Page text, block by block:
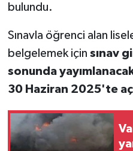
bulundu.
Sınavla öğrenci alan
belgelemek için sınav
sonunda
30 Haziran 2025'te